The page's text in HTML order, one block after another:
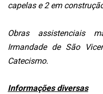
capelas e 2 em
Obras assistenciais
Irmandade de São
Catecismo.
Informações diversas